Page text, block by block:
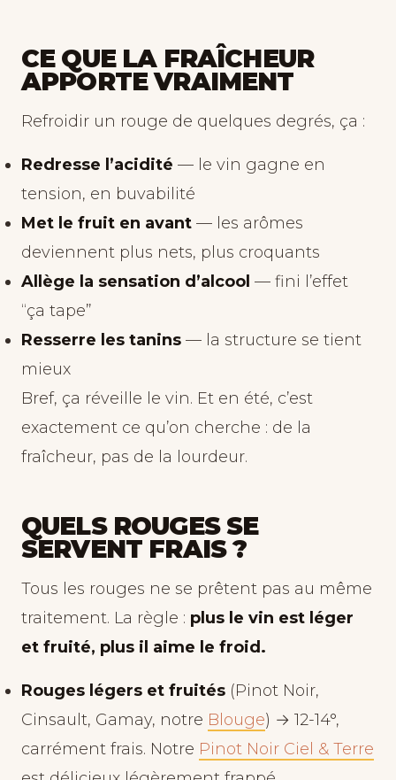
CE QUE LA FRAÎCHEUR
APPORTE VRAIMENT
Refroidir un rouge de quelques degrés, ça :
Redresse l’acidité — le vin gagne en
tension, en buvabilité
Met le fruit en avant — les arômes
deviennent plus nets, plus croquants
Allège la sensation d’alcool — fini l’effet
“ça tape”
Resserre les tanins — la structure se tient
mieux
Bref, ça réveille le vin. Et en été, c’est
exactement ce qu’on cherche : de la
fraîcheur, pas de la lourdeur.
QUELS ROUGES SE
SERVENT FRAIS ?
Tous les rouges ne se prêtent pas au même
traitement. La règle : plus le vin est léger
et fruité, plus il aime le froid.
Rouges légers et fruités (Pinot Noir,
Cinsault, Gamay, notre Blouge) → 12-14°,
carrément frais. Notre Pinot Noir Ciel & Terre